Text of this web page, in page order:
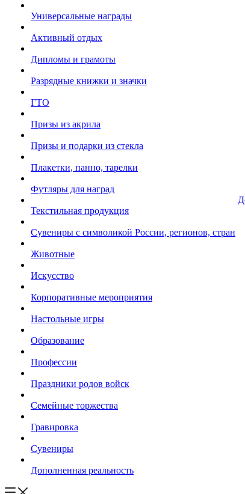
Универсальные награды
Активный отдых
Дипломы и грамоты
Разрядные книжки и значки
ГТО
Призы из акрила
Призы и подарки из стекла
Плакетки, панно, тарелки
Футляры для наград
Текстильная продукция
Сувениры с символикой России, регионов, стран
Животные
Искусство
Корпоративные мероприятия
Настольные игры
Образование
Профессии
Праздники родов войск
Семейные торжества
Гравировка
Сувениры
Дополненная реальность